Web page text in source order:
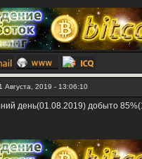
Августа, 2019 - 13:06:10
день(01.08.2019) добыто